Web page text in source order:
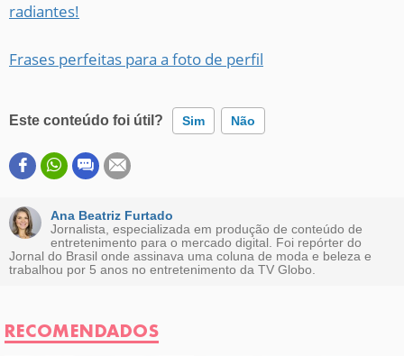
radiantes!
Frases perfeitas para a foto de perfil
Este conteúdo foi útil? Sim Não
Este conteúdo contém informação incorreta
Este conteúdo não tem a informação que procuro
Outro
Ana Beatriz Furtado
Jornalista, especializada em produção de conteúdo de
entretenimento para o mercado digital. Foi repórter do
Jornal do Brasil onde assinava uma coluna de moda e beleza e
trabalhou por 5 anos no entretenimento da TV Globo.
RECOMENDADOS